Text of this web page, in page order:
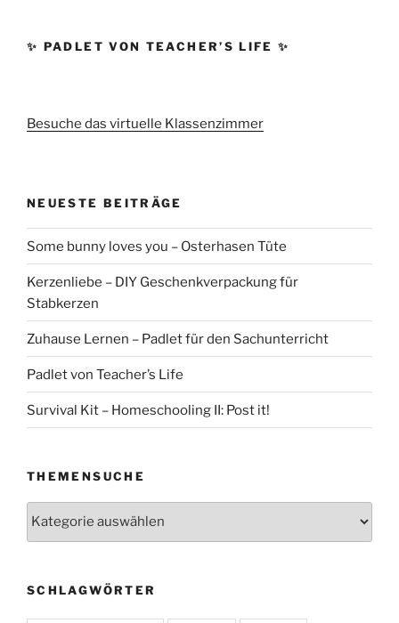
✨ PADLET VON TEACHER’S LIFE ✨
Besuche das virtuelle Klassenzimmer
NEUESTE BEITRÄGE
Some bunny loves you – Osterhasen Tüte
Kerzenliebe – DIY Geschenkverpackung für
Stabkerzen
Zuhause Lernen – Padlet für den Sachunterricht
Padlet von Teacher’s Life
Survival Kit – Homeschooling II: Post it!
THEMENSUCHE
SCHLAGWÖRTER